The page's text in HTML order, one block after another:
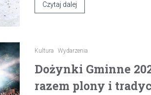
Czytaj dalej
Kultura Wydarzenia
Dożynki Gminne
razem plony i